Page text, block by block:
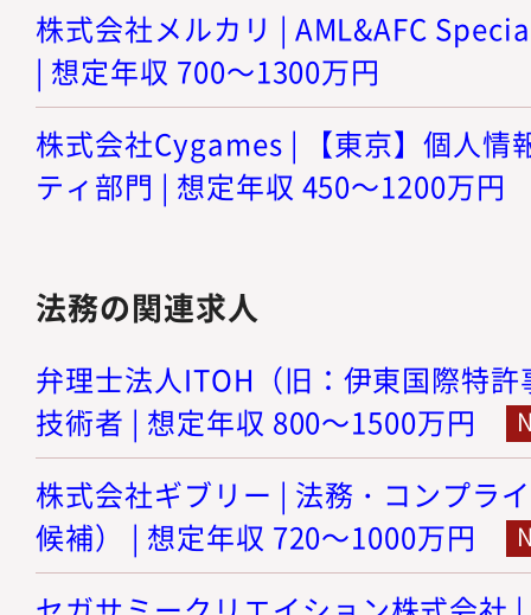
株式会社メルカリ | AML&AFC
| 想定年収 700～1300万円
株式会社Cygames | 【東京】個人情
ティ部門 | 想定年収 450～1200万円
法務の関連求人
弁理士法人ITOH（旧：伊東国際特
技術者 | 想定年収 800～1500万円
株式会社ギブリー | 法務・コンプラ
候補） | 想定年収 720～1000万円